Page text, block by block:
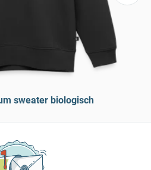
sweater biologisch